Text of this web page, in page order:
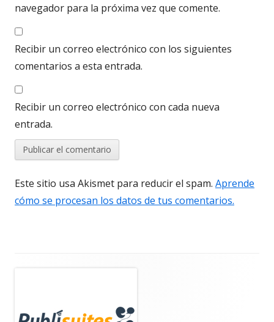
navegador para la próxima vez que comente.
Recibir un correo electrónico con los siguientes
comentarios a esta entrada.
Recibir un correo electrónico con cada nueva
entrada.
Este sitio usa Akismet para reducir el spam. Aprende
cómo se procesan los datos de tus comentarios.
lateral